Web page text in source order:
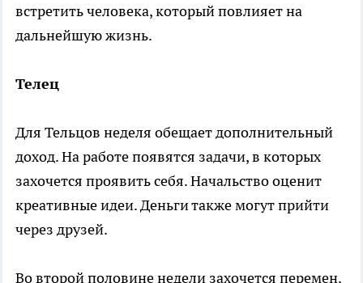
встретить человека, который повлияет на
дальнейшую жизнь.
Телец
Для Тельцов неделя обещает дополнительный
доход. На работе появятся задачи, в которых
захочется проявить себя. Начальство оценит
креативные идеи. Деньги также могут прийти
через друзей.
Во второй половине недели захочется перемен.